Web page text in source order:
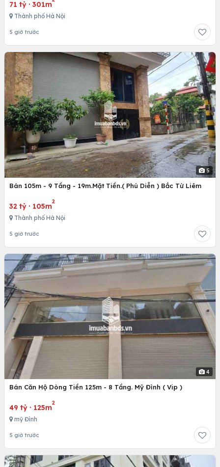
71 tỷ · 301m
Thành phố Hà Nội
5 giờ trước
5
Bán 105m - 9 Tầng - 19m.Mặt Tiền.( Phú Diễn ) Bắc Từ Liêm
32 tỷ · 105m
2
Thành phố Hà Nội
5 giờ trước
4
Bán Căn Hộ Dòng Tiền 125m - 8 Tầng. Mỹ Đình ( Vip )
49 tỷ · 125m
2
mỹ Đình
5 giờ trước